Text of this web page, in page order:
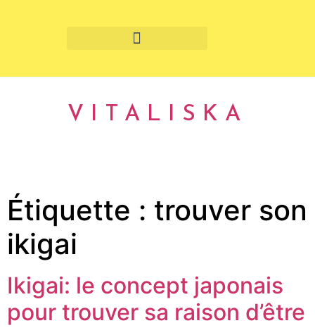
VITALISKA
Étiquette : trouver son
ikigai
Ikigai: le concept japonais
pour trouver sa raison d’être